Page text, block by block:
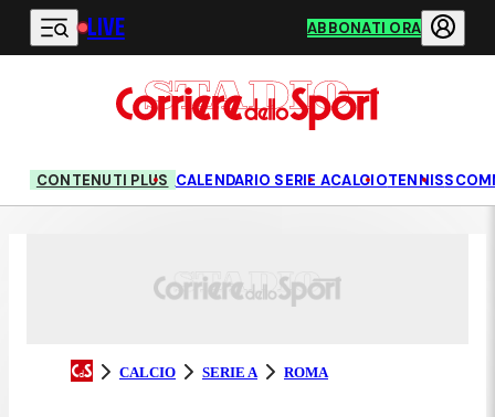
Vai al contenuto principale
LIVE ABBONATI ORA
CONTENUTI PLUS CALENDARIO SERIE ACALCIOTENNIS
CALCIO SERIE A ROMA